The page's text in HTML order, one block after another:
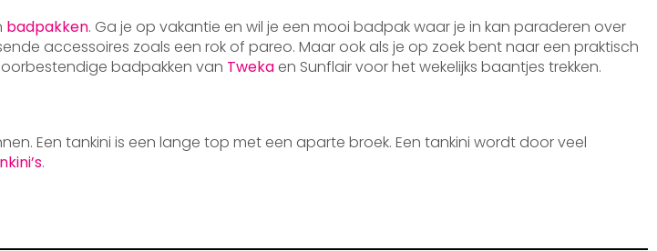
badpakken. Ga je op vakantie en wil je een mooi badpak waar je in kan paraderen over
accessoires zoals een rok of pareo. Maar ook als je op zoek bent naar een praktisch
badpakken van Tweka en Sunflair voor het wekelijks baantjes trekken.
Een tankini is een lange top met een aparte broek. Een tankini wordt door veel
.